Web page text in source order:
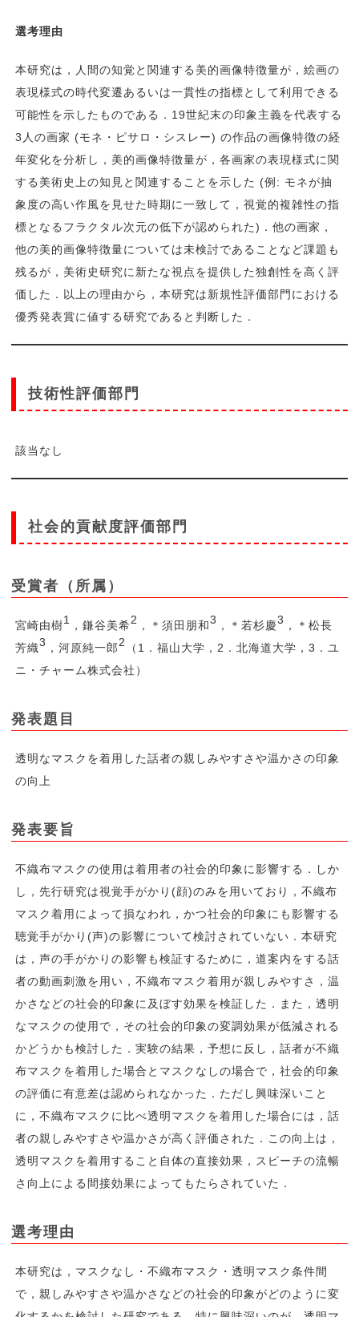
選考理由
本研究は，人間の知覚と関連する美的画像特徴量が，絵画の
表現様式の時代変遷あるいは一貫性の指標として利用できる
可能性を示したものである．19世紀末の印象主義を代表する
3人の画家 (モネ・ピサロ・シスレー) の作品の画像特徴の経
年変化を分析し，美的画像特徴量が，各画家の表現様式に関
する美術史上の知見と関連することを示した (例: モネが抽
象度の高い作風を見せた時期に一致して，視覚的複雑性の指
標となるフラクタル次元の低下が認められた)．他の画家，
他の美的画像特徴量については未検討であることなど課題も
残るが，美術史研究に新たな視点を提供した独創性を高く評
価した．以上の理由から，本研究は新規性評価部門における
優秀発表賞に値する研究であると判断した．
技術性評価部門
該当なし
社会的貢献度評価部門
受賞者（所属）
宮崎由樹1 ，鎌谷美希2 ，＊須田朋和3 ，＊若杉慶3 ，＊松長
芳織3 ，河原純一郎2
（1．福山大学，2．北海道大学，3．ユ
ニ・チャーム株式会社）
発表題目
透明なマスクを着用した話者の親しみやすさや温かさの印象
の向上
発表要旨
不織布マスクの使用は着用者の社会的印象に影響する．しか
し，先行研究は視覚手がかり(顔)のみを用いており，不織布
マスク着用によって損なわれ，かつ社会的印象にも影響する
聴覚手がかり(声)の影響について検討されていない．本研究
は，声の手がかりの影響も検証するために，道案内をする話
者の動画刺激を用い，不織布マスク着用が親しみやすさ，温
かさなどの社会的印象に及ぼす効果を検証した．また，透明
なマスクの使用で，その社会的印象の変調効果が低減される
かどうかも検討した．実験の結果，予想に反し，話者が不織
布マスクを着用した場合とマスクなしの場合で，社会的印象
の評価に有意差は認められなかった．ただし興味深いこと
に，不織布マスクに比べ透明マスクを着用した場合には，話
者の親しみやすさや温かさが高く評価された．この向上は，
透明マスクを着用すること自体の直接効果，スピーチの流暢
さ向上による間接効果によってもたらされていた．
選考理由
本研究は，マスクなし・不織布マスク・透明マスク条件間
で，親しみやすさや温かさなどの社会的印象がどのように変